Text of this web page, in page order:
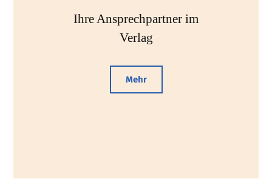
Ihre Ansprechpartner im
Verlag
Mehr